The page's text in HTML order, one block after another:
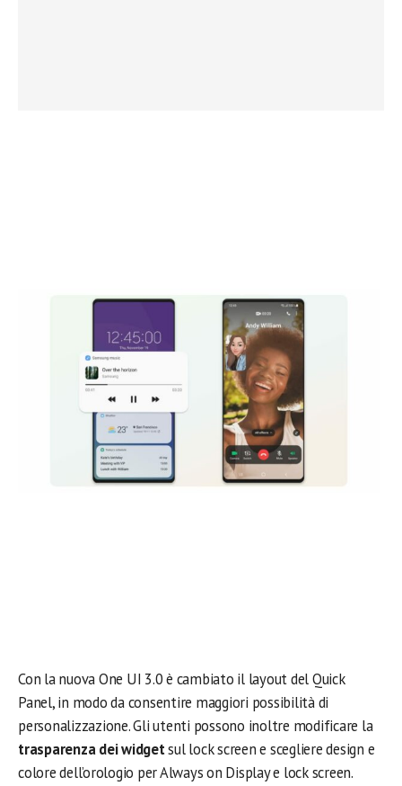
Con la nuova One UI 3.0 è cambiato il layout del Quick
Panel, in modo da consentire maggiori possibilità di
personalizzazione. Gli utenti possono inoltre modificare la
trasparenza dei widgetsul lock screen e scegliere design e
colore dell’orologio per Always on Display e lock screen.